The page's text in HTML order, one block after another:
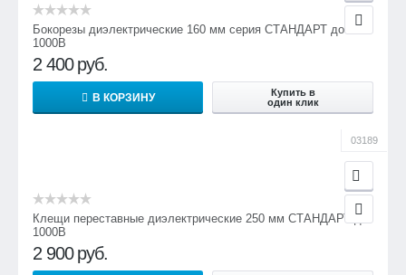
Бокорезы диэлектрические 160 мм серия СТАНДАРТ до
1000В
2 400 руб.
В КОРЗИНУ
Купить в
один клик
03189
Клещи переставные диэлектрические 250 мм СТАНДАРТ до
1000В
2 900 руб.